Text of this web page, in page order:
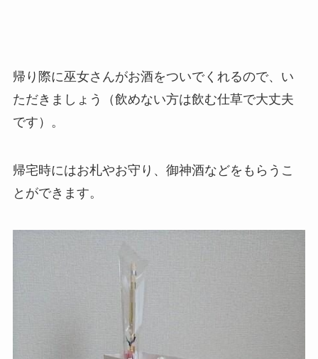
帰り際に巫女さんがお酒をついでくれるので、い
ただきましょう（飲めない方は飲む仕草で大丈夫
です）。
帰宅時にはお札やお守り、御神酒などをもらうこ
とができます。